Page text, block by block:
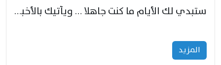
ستبدي لك الأيام ما كنت جاهلا … ويأتيك بالأخبار من لم تزوّد
المزید